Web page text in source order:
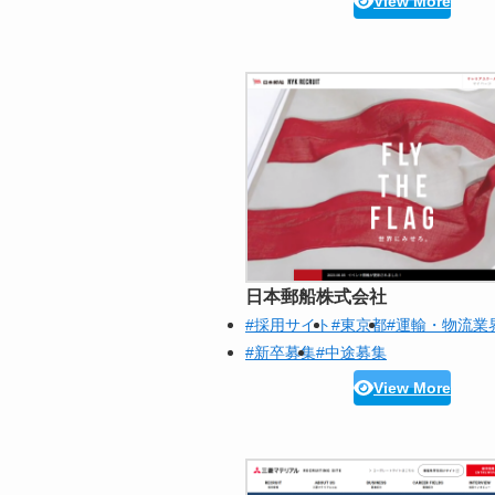
日本郵船株式会社
#採用サイト#東京都#運輸・物流業
#新卒募集#中途募集
View More